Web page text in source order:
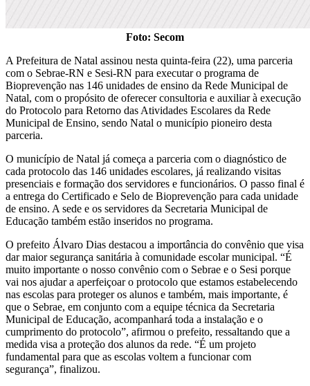
Foto: Secom
A Prefeitura de Natal assinou nesta quinta-feira (22), uma parceria
com o Sebrae-RN e Sesi-RN para executar o programa de
Bioprevenção nas 146 unidades de ensino da Rede Municipal de
Natal, com o propósito de oferecer consultoria e auxiliar à execução
do Protocolo para Retorno das Atividades Escolares da Rede
Municipal de Ensino, sendo Natal o município pioneiro desta
parceria.
O município de Natal já começa a parceria com o diagnóstico de
cada protocolo das 146 unidades escolares, já realizando visitas
presenciais e formação dos servidores e funcionários. O passo final é
a entrega do Certificado e Selo de Bioprevenção para cada unidade
de ensino. A sede e os servidores da Secretaria Municipal de
Educação também estão inseridos no programa.
O prefeito Álvaro Dias destacou a importância do convênio que visa
dar maior segurança sanitária à comunidade escolar municipal. “É
muito importante o nosso convênio com o Sebrae e o Sesi porque
vai nos ajudar a aperfeiçoar o protocolo que estamos estabelecendo
nas escolas para proteger os alunos e também, mais importante, é
que o Sebrae, em conjunto com a equipe técnica da Secretaria
Municipal de Educação, acompanhará toda a instalação e o
cumprimento do protocolo”, afirmou o prefeito, ressaltando que a
medida visa a proteção dos alunos da rede. “É um projeto
fundamental para que as escolas voltem a funcionar com
segurança”, finalizou.